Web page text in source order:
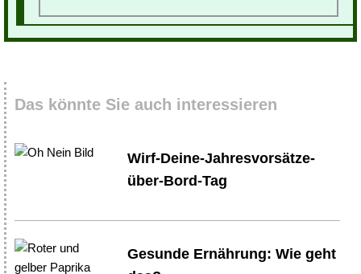
Das könnte Sie auch interessieren
Wirf-Deine-Jahresvorsätze-
über-Bord-Tag
Gesunde Ernährung: Wie geht